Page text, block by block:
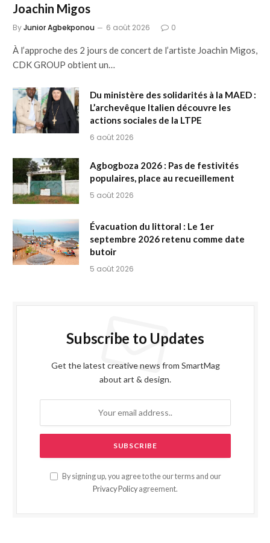
Joachin Migos
ByJunior Agbekponou 6 août 2026 0
À l’approche des 2 jours de concert de l’artiste Joachin Migos,
CDK GROUP obtient un…
Du ministère des solidarités à la MAED :
L’archevêque Italien découvre les
actions sociales de la LTPE
6 août 2026
Agbogboza 2026 : Pas de festivités
populaires, place au recueillement
5 août 2026
Évacuation du littoral : Le 1er
septembre 2026 retenu comme date
butoir
5 août 2026
Subscribe to Updates
Get the latest creative news from SmartMag
about art & design.
By signing up, you agree to the our terms and our
Privacy Policy agreement.